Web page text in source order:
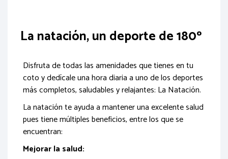
La natación, un deporte de 180º
Disfruta de todas las amenidades que tienes en tu
coto y dedícale una hora diaria a uno de los deportes
más completos, saludables y relajantes: La Natación.
La natación te ayuda a mantener una excelente salud
pues tiene múltiples beneficios, entre los que se
encuentran:
Mejorar la salud: